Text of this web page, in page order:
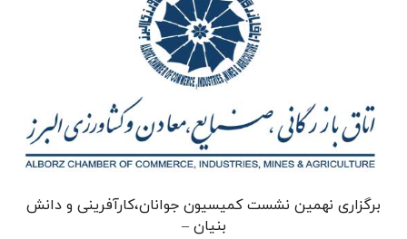
برگزاری نهمین نشست کمیسیون جوانان،کارآفرینی و دانش
بنیان –